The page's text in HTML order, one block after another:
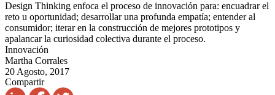
Design Thinking enfoca el proceso de innovación para: encuadrar el
reto u oportunidad; desarrollar una profunda empatía; entender al
consumidor; iterar en la construcción de mejores prototipos y
apalancar la curiosidad colectiva durante el proceso.
Innovación
Martha Corrales
20 Agosto, 2017
Compartir